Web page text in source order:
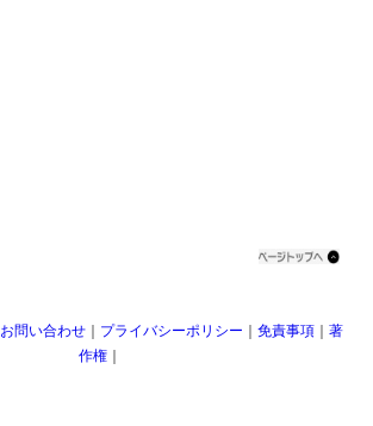
お問い合わせ ｜ プライバシーポリシー ｜ 免責事項 ｜ 著
作権 ｜